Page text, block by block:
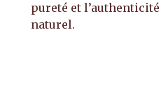
pureté et
naturel.